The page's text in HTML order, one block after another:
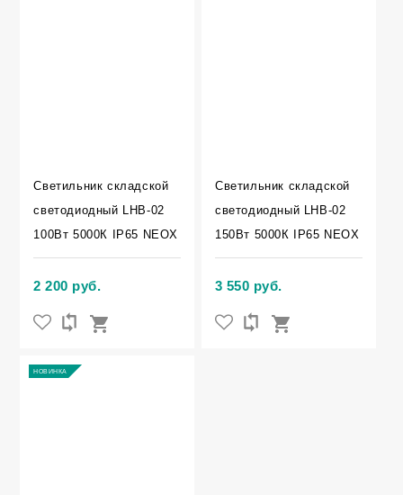
Светильник складской
светодиодный LHB-02
100Вт 5000К IP65 NEOX
2 200 руб.
Светильник складской
светодиодный LHB-02
150Вт 5000К IP65 NEOX
3 550 руб.
НОВИНКА